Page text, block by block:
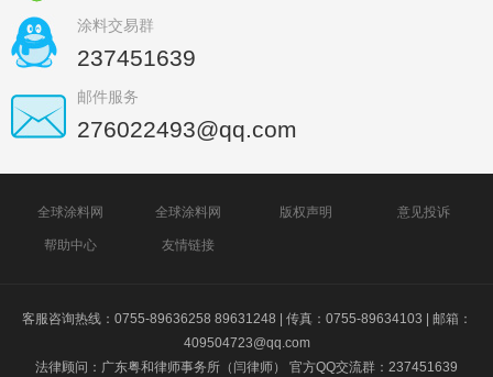
涂料交易群
237451639
邮件服务
276022493@qq.com
全球涂料网 全球涂料网 版权声明 意见投诉
帮助中心 友情链接
客服咨询热线：0755-89636258 89631248 | 传真：0755-89634103 | 邮箱：
409504723@qq.com
法律顾问：广东粤和律师事务所（闫律师） 官方QQ交流群：237451639